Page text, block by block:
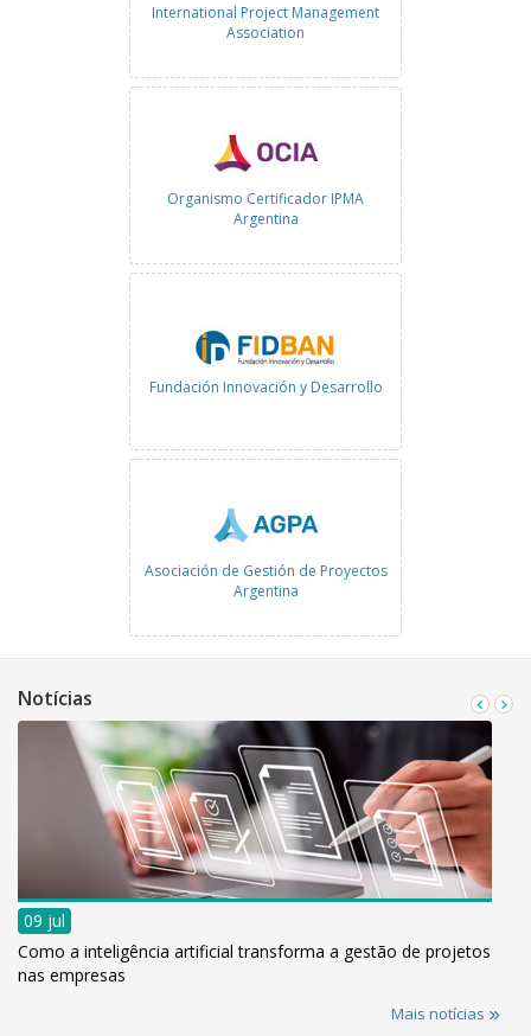
International Project Management
Association
Organismo Certificador IPMA
Argentina
Fundación Innovación y Desarrollo
Asociación de Gestión de Proyectos
Argentina
Notícias
09 jul
Como a inteligência artificial transforma a gestão de projetos
nas empresas
Mais notícias